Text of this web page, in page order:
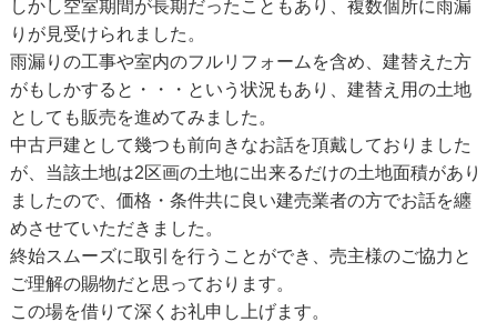
しかし空室期間が長期だったこともあり、複数個所に雨漏
りが見受けられました。
雨漏りの工事や室内のフルリフォームを含め、建替えた方
がもしかすると・・・という状況もあり、建替え用の土地
としても販売を進めてみました。
中古戸建として幾つも前向きなお話を頂戴しておりました
が、当該土地は2区画の土地に出来るだけの土地面積があり
ましたので、価格・条件共に良い建売業者の方でお話を纏
めさせていただきました。
終始スムーズに取引を行うことができ、売主様のご協力と
ご理解の賜物だと思っております。
この場を借りて深くお礼申し上げます。